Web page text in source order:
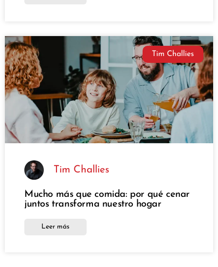
Tim Challies
Tim Challies
Mucho más que comida: por qué cenar
juntos transforma nuestro hogar
Leer más